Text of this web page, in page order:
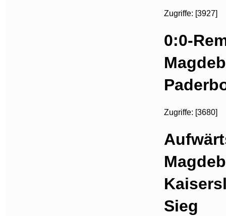
Zugriffe: [3927]
0:0-
Zugriffe: [3680]
Sieg